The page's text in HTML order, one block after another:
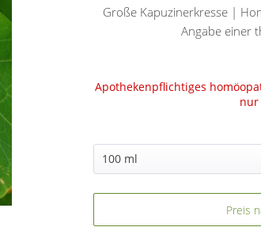
Große Kapuzinerkresse |
Angabe einer
Apothekenpflichtiges
nur
Preis